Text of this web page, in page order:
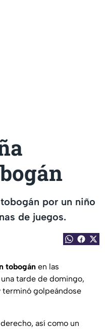
por un niño
de juegos.
tobogán en las
tarde de domingo,
terminó golpeándose
así como un